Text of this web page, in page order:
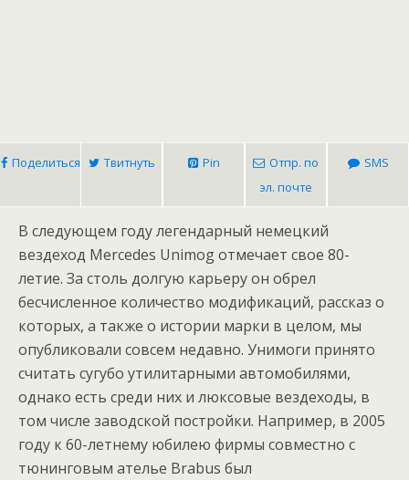
Поделиться Твитнуть Pin
Отпр. по
эл. почте
SMS
В следующем году легендарный немецкий
вездеход Mercedes Unimog отмечает свое 80-
летие. За столь долгую карьеру он обрел
бесчисленное количество модификаций, рассказ о
которых, а также о истории марки в целом, мы
опубликовали совсем недавно. Унимоги принято
считать сугубо утилитарными автомобилями,
однако есть среди них и люксовые вездеходы, в
том числе заводской постройки. Например, в 2005
году к 60-летнему юбилею фирмы совместно с
тюнинговым ателье Brabus был